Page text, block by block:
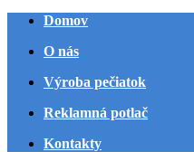
Domov
O nás
Výroba pečiatok
Reklamná potlač
Kontakty